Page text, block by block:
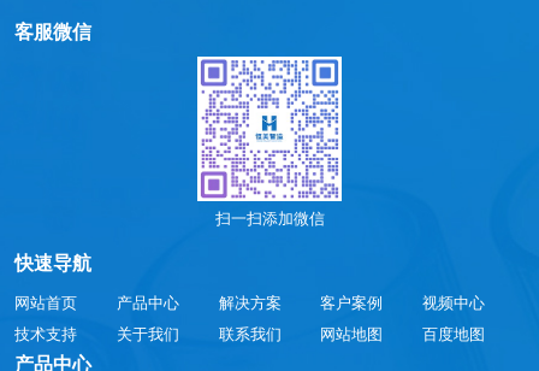
客服微信
扫一扫添加微信
快速导航
网站首页 产品中心 解决方案 客户案例
视频中心
技术支持
关于我们 联系我们 网站地图 百度地图
产品中心